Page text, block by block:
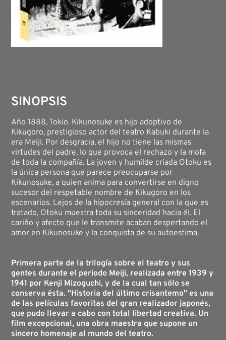
SINOPSIS
Año 1888, Tokio. Kikunosuke es hijo adoptivo de
Kikugoro, prestigioso actor del teatro Kabuki durante la
era Meiji. Por desgracia, el hijo no tiene las mismas
virtudes del padre, lo que provoca el rechazo y la mofa
de toda la compañía. La joven y humilde criada Otoku es
la única persona que parece preocuparse por
Kikunosuke, a quien anima para convertirse en digno
sucesor del respetable nombre de Kikugoro en los
escenarios. Lejos de la hipocresía general con la que es
tratado, Otoku muestra toda su sinceridad hacia él. El
cariño y afecto que le transmite acaban despertando el
amor en Kikunosuke y la conquista de su autoestima.
Primera parte de la trilogía sobre el teatro y sus
gentes durante el periodo Meiji, realizada entre 1939 y
1941 por Kenji Mizoguchi, y de la cual tan sólo se
conserva ésta. "Historia del último crisantemo" es una
de las películas favoritas del gran realizador japonés,
que pudo llevar a cabo con total libertad creativa. Un
film excepcional, una obra maestra que supone un
sincero homenaje al mundo del teatro.